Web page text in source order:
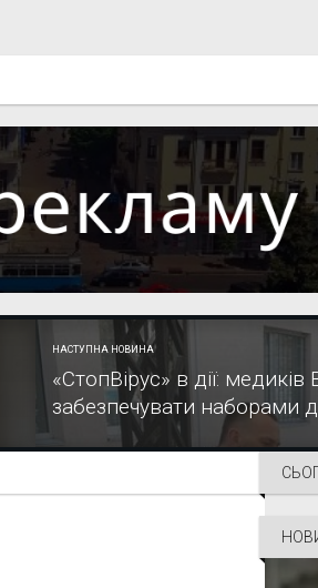
НАСТУПНА НОВИНА
«СтопВірус» в дії:
забезпечувати наборами